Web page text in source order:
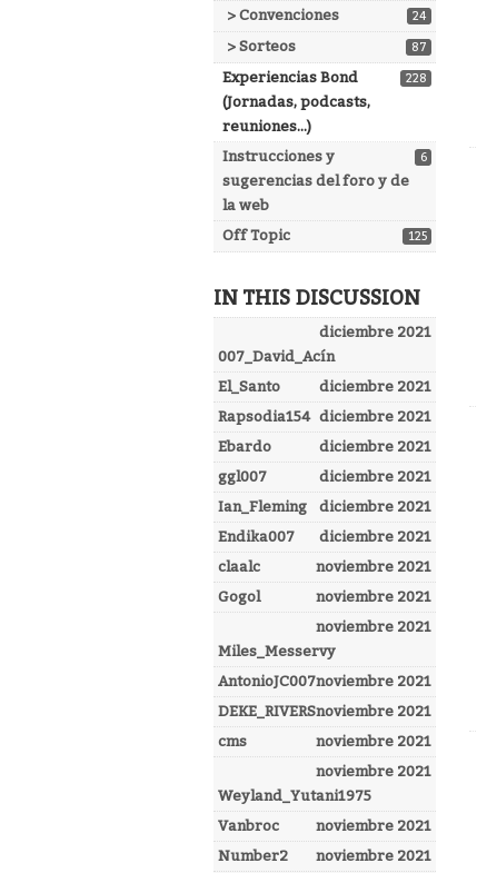
24
> Convenciones
87
> Sorteos
228
Experiencias Bond
(Jornadas, podcasts,
reuniones...)
6
Instrucciones y
sugerencias del foro y de
la web
125
Off Topic
IN THIS DISCUSSION
diciembre 2021
007_David_Acín
diciembre 2021
El_Santo
diciembre 2021
Rapsodia154
diciembre 2021
Ebardo
diciembre 2021
ggl007
diciembre 2021
Ian_Fleming
diciembre 2021
Endika007
noviembre 2021
claalc
noviembre 2021
Gogol
noviembre 2021
Miles_Messervy
noviembre 2021
AntonioJC007
noviembre 2021
DEKE_RIVERS
noviembre 2021
cms
noviembre 2021
Weyland_Yutani1975
noviembre 2021
Vanbroc
noviembre 2021
Number2